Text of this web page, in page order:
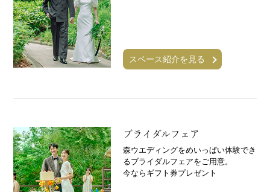
スペース紹介を見る
ブライダルフェア
森ウエディングをめいっぱい体験でき
るブライダルフェアをご用意。
今ならギフト券プレゼント